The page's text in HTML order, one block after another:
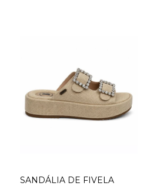
SANDÁLIA DE FIVELA